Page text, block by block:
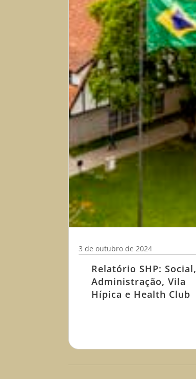
Relatório SHP: Social,
Administração, Vila
Hípica e Health Club
3 de outubro de 2024